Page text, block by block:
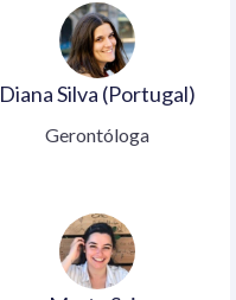
Diana Silva (Portugal)
Gerontóloga